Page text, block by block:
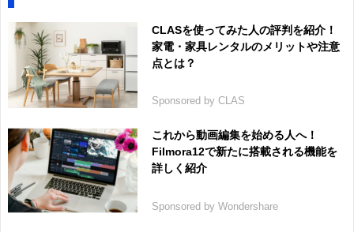
CLASを使ってみた人の評判を紹介！
家電・家具レンタルのメリットや注意
点とは？
Sponsored by CLAS
これから動画編集を始める人へ！
Filmora12で新たに搭載される機能を
詳しく紹介
Sponsored by Wondershare